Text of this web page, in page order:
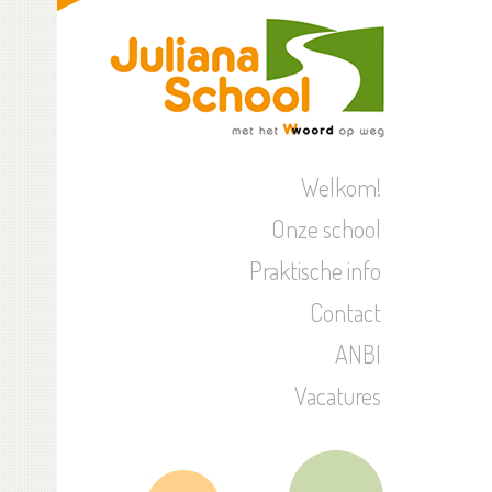
Welkom!
Onze school
Praktische info
Contact
ANBI
Vacatures